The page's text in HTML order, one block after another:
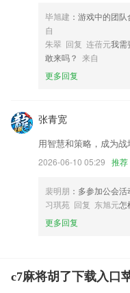
毕旭建 ：游戏中的团
自
朱翠 回复 连蓓元我需
敢来吗？ 来自
更多回复
张青宽
用智慧和策略，成为
2026-06-10 05:29 推荐
裴明朋 ：多参加公会
习琪苑 回复 东旭元怎
更多回复
c7麻将胡了下载入口